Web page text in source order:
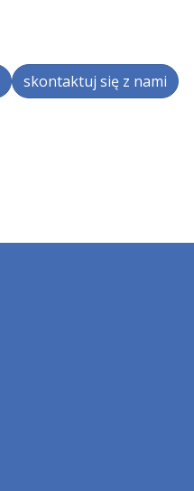
skontaktuj się z nami